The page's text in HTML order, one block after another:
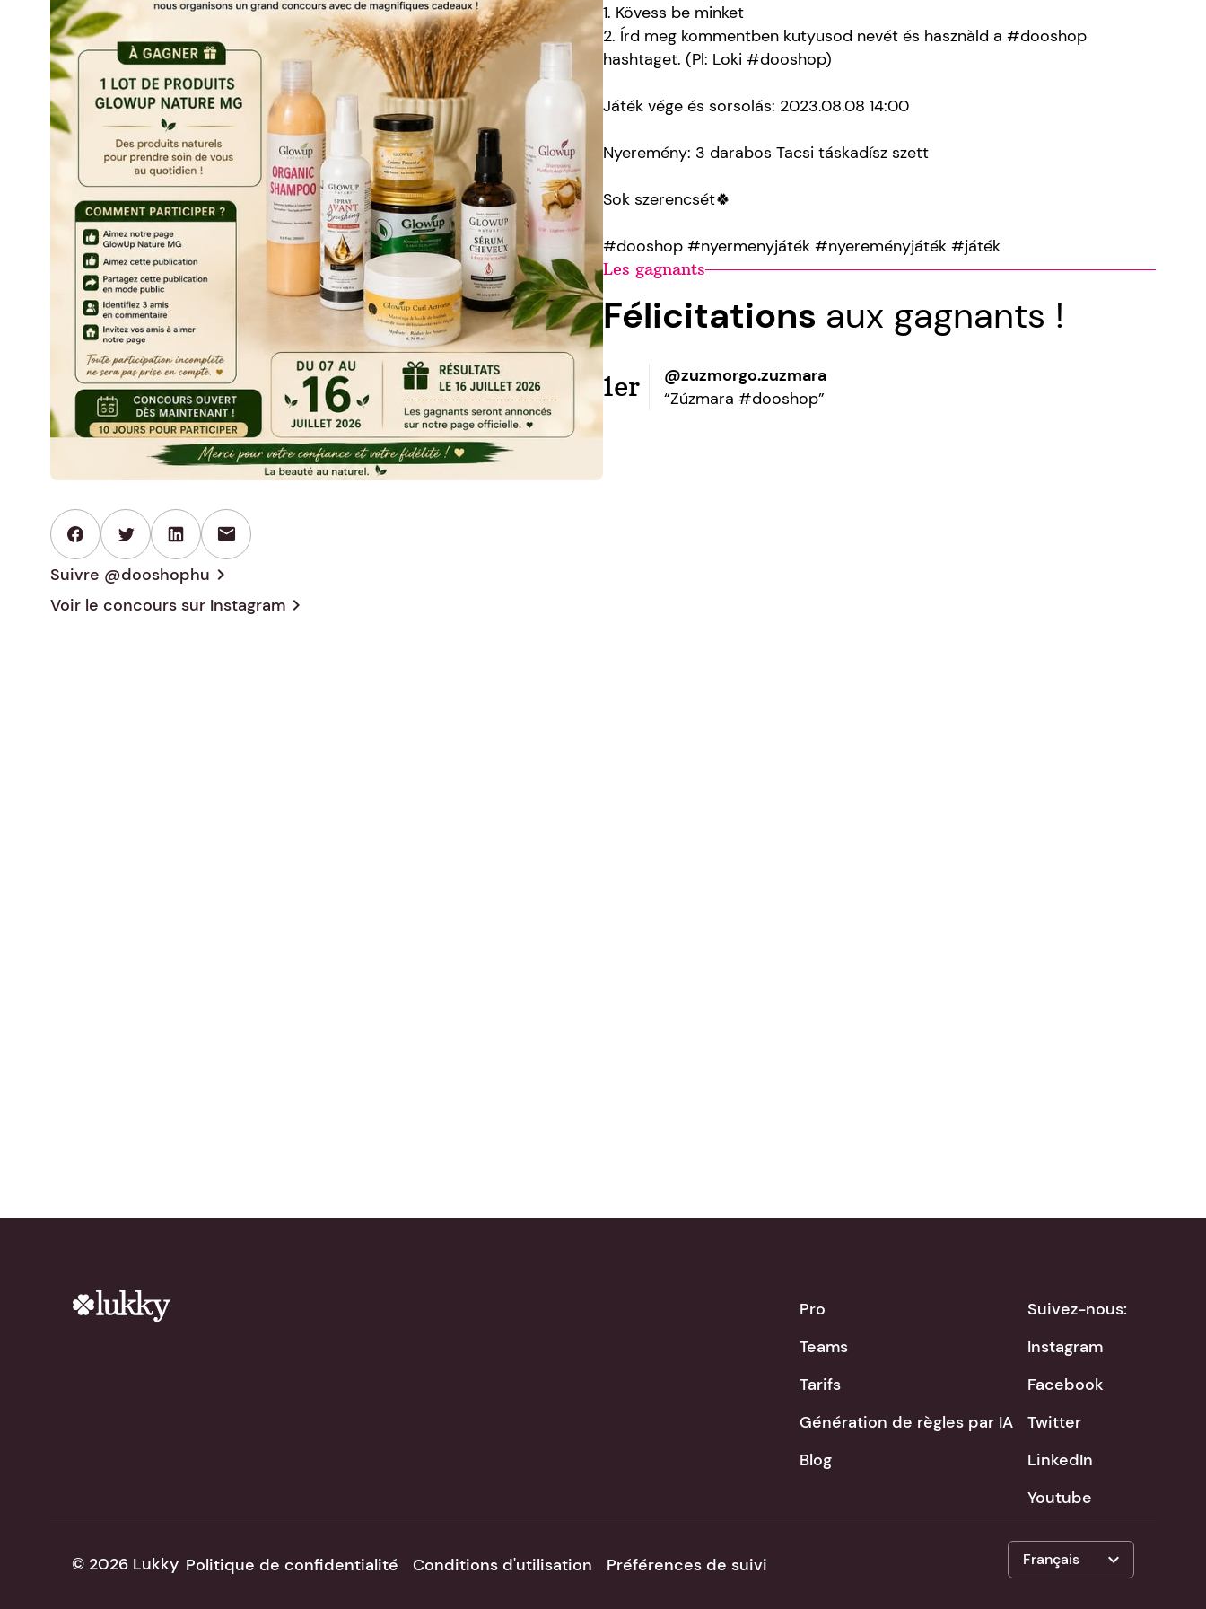
mail
Suivre @dooshophu chevron_right
Voir le concours sur Instagram chevron_right
1. Kövess be minket
2. Írd meg kommentben kutyusod nevét és hasznàld a #dooshop
hashtaget. (Pl: Loki #dooshop)
Játék vége és sorsolás: 2023.08.08 14:00
Nyeremény: 3 darabos Tacsi táskadísz szett
Sok szerencsét🍀
#dooshop #nyermenyjáték #nyereményjáték #játék
Les gagnants
Félicitations aux gagnants !
1er
@zuzmorgo.zuzmara
“Zúzmara #dooshop”
Pro
Teams
Tarifs
Génération de règles par IA
Blog
Suivez-nous:
Instagram
Facebook
Twitter
LinkedIn
Youtube
Français expand_more
Politique de confidentialité Conditions d'utilisation Préférences de suivi
© 2026 Lukky